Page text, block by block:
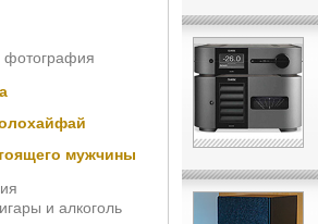
мужчины
и алкоголь